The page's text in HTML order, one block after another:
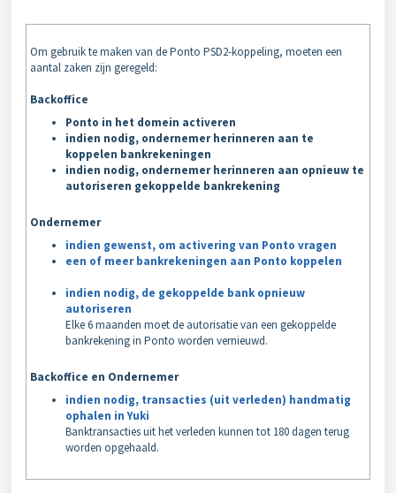
Om gebruik te maken van de Ponto PSD2-koppeling, moeten een
aantal zaken zijn geregeld:
Backoffice
Ponto in het domein activeren
indien nodig, ondernemer herinneren aan te
koppelen bankrekeningen
indien nodig, ondernemer herinneren aan opnieuw te
autoriseren gekoppelde bankrekening
Ondernemer
indien gewenst, om activering van Ponto vragen
een of meer bankrekeningen aan Ponto koppelen
indien nodig, de gekoppelde bank opnieuw
autoriseren
Elke 6 maanden moet de autorisatie van een gekoppelde
bankrekening in Ponto worden vernieuwd.
Backoffice en Ondernemer
indien nodig, transacties (uit verleden) handmatig
ophalen in Yuki
Banktransacties uit het verleden kunnen tot 180 dagen terug
worden opgehaald.